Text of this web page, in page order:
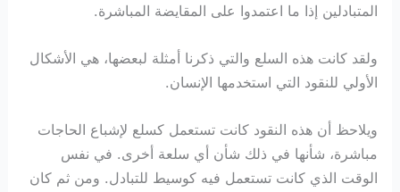
المتبادلين إذا ما اعتمدوا على المقايضة المباشرة.
ولقد كانت هذه السلع والتي ذكرنا أمثلة لبعضها، هي الأشكال
الأولي للنقود التي استخدمها الإنسان.
ويلاحظ أن هذه النقود كانت تستعمل كسلع لإشباع الحاجات
مباشرة، شأنها في ذلك شأن أي سلعة أخرى. في نفس
الوقت الذي كانت تستعمل فيه كوسيط للتبادل. ومن ثم كان